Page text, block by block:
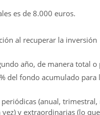
es de 8.000 euros.
al recuperar la inversión
año, de manera total o
del fondo acumulado para
(anual,
y extraordinarias (lo